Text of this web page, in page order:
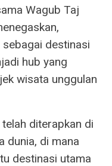
Wagub Taj
destinasi
hub yang
wisata unggulan
diterapkan di
dunia, di mana
destinasi utama